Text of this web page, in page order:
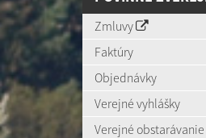
Zmluvy
Faktúry
Objednávky
Verejné vyhlášky
Verejné obstarávanie